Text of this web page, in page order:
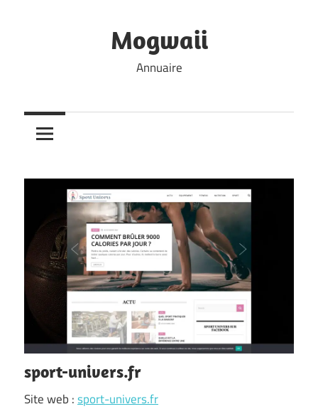
Mogwaii
Annuaire
sport-univers.fr
Site web :sport-univers.fr